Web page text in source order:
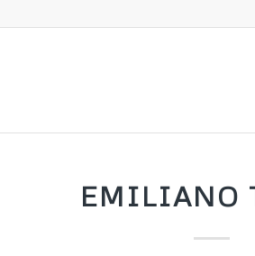
EMILIANO